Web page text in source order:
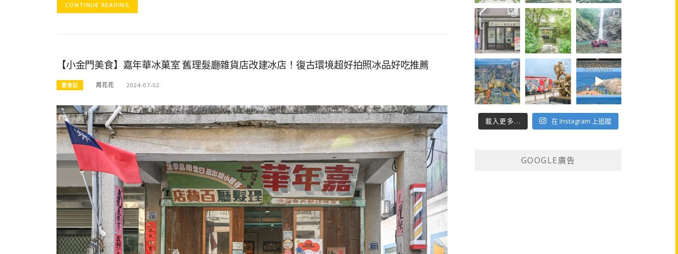
CONTINUE READING
【小金門美食】嘉年華冰菓室 舊理髮廳雜貨店改建冰店！復古環境超好拍照冰品好吃推薦
愛食記 周花花 2024-07-02
載入更多... 在 Instagram 上追蹤
GOOGLE廣告